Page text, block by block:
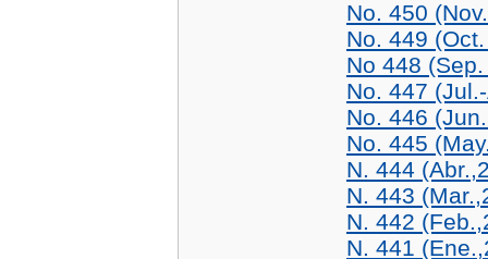
No. 450
No. 449
No 448
No. 447
No. 446
No. 445
N. 444
N. 443
N. 442
N. 441